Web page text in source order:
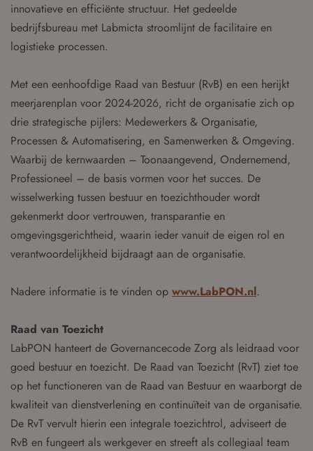
innovatieve en efficiënte structuur. Het gedeelde
bedrijfsbureau met Labmicta stroomlijnt de facilitaire en
logistieke processen.
Met een eenhoofdige Raad van Bestuur (RvB) en een herijkt
meerjarenplan voor 2024-2026, richt de organisatie zich op
drie strategische pijlers: Medewerkers & Organisatie,
Processen & Automatisering, en Samenwerken & Omgeving.
Waarbij de kernwaarden – Toonaangevend, Ondernemend,
Professioneel – de basis vormen voor het succes. De
wisselwerking tussen bestuur en toezichthouder wordt
gekenmerkt door vertrouwen, transparantie en
omgevingsgerichtheid, waarin ieder vanuit de eigen rol en
verantwoordelijkheid bijdraagt aan de organisatie.
Nadere informatie is te vinden op www.LabPON.nl.
Raad van Toezicht
LabPON hanteert de Governancecode Zorg als leidraad voor
goed bestuur en toezicht. De Raad van Toezicht (RvT) ziet toe
op het functioneren van de Raad van Bestuur en waarborgt de
kwaliteit van dienstverlening en continuïteit van de organisatie.
De RvT vervult hierin een integrale toezichtrol, adviseert de
RvB en fungeert als werkgever en streeft als collegiaal team